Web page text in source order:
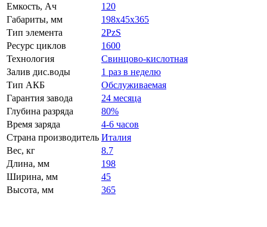
Емкость, Ач
120
Габариты, мм
198x45x365
Тип элемента
2PzS
Ресурс циклов
1600
Технология
Свинцово-кислотная
Залив дис.воды
1 раз в неделю
Тип АКБ
Обслуживаемая
Гарантия завода
24 месяца
Глубина разряда
80%
Время заряда
4-6 часов
Страна производитель Италия
Вес, кг
8.7
Длина, мм
198
Ширина, мм
45
Высота, мм
365